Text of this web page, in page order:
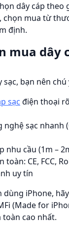
dây cáp theo
chọn mua từ
định.
mua dây
sạc, bạn nên chú
sạc điện thoại
nghệ sạc nhanh
nhu cầu (1m –
CE, FCC,
uy tín
dùng iPhone,
(Made for
cao nhất.